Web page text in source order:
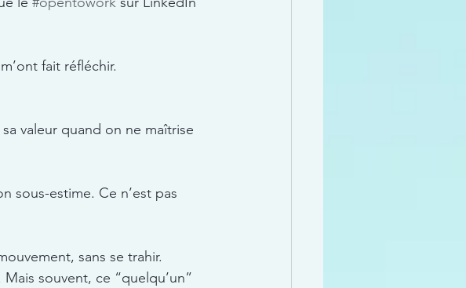
fait réfléchir.
valeur quand on ne maîtrise
sous-estime. Ce n’est pas
sans se trahir.
souvent, ce “quelqu’un”